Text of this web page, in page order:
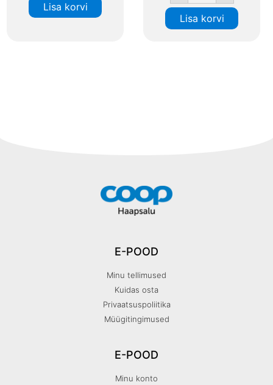
Lisa korvi
Lisa korvi
E-POOD
Minu tellimused
Kuidas osta
Privaatsuspoliitika
Müügitingimused
E-POOD
Minu konto